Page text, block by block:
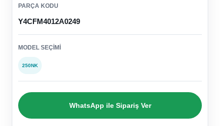
PARÇA KODU
Y4CFM4012A0249
MODEL SEÇIMI
250NK
WhatsApp ile Sipariş Ver